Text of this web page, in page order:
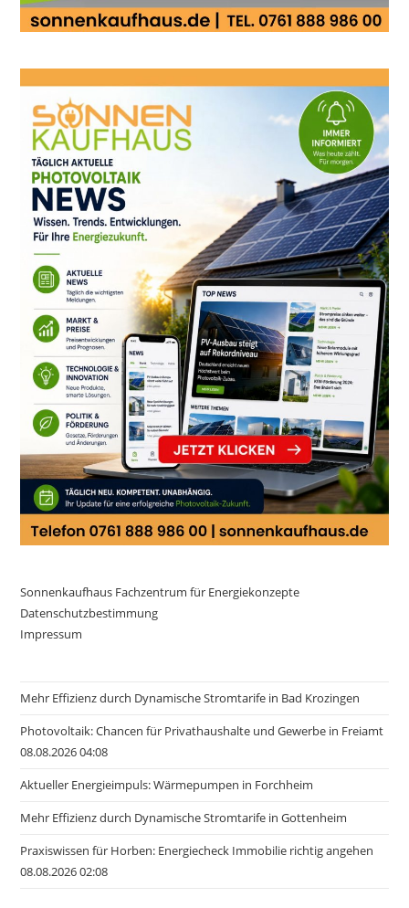
Sonnenkaufhaus Fachzentrum für Energiekonzepte
Datenschutzbestimmung
Impressum
Mehr Effizienz durch Dynamische Stromtarife in Bad Krozingen
Photovoltaik: Chancen für Privathaushalte und Gewerbe in Freiamt
08.08.2026 04:08
Aktueller Energieimpuls: Wärmepumpen in Forchheim
Mehr Effizienz durch Dynamische Stromtarife in Gottenheim
Praxiswissen für Horben: Energiecheck Immobilie richtig angehen
08.08.2026 02:08